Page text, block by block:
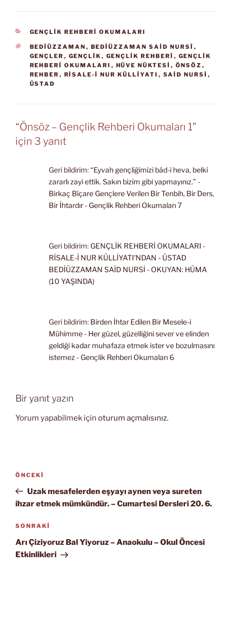
KATEGORILER
GENÇLİK REHBERİ OKUMALARI
ETIKETLER
BEDIÜZZAMAN , BEDÎÜZZAMAN SAID NURSÎ ,
GENÇLER , GENÇLİK , GENÇLİK REHBERİ , GENÇLIK
REHBERI OKUMALARI , HÜVE NÜKTESI , ÖNSÖZ ,
REHBER , RISALE-I NUR KÜLLIYATI , SAID NURSI ,
ÜSTAD
“Önsöz – Gençlik Rehberi Okumaları 1”
için 3 yanıt
Geri bildirim:“Eyvah gençliğimizi bâd-i heva, belki
zararlı zayi ettik. Sakın bizim gibi yapmayınız.” -
Birkaç Bîçare Gençlere Verilen Bir Tenbih, Bir Ders,
Bir İhtardır - Gençlik Rehberi Okumaları 7
Geri bildirim: GENÇLİK REHBERİ OKUMALARI -
RİSALE-İ NUR KÜLLİYATI'NDAN - ÜSTAD
BEDİÜZZAMAN SAİD NURSİ - OKUYAN: HÜMA
(10 YAŞINDA)
Geri bildirim: Birden İhtar Edilen Bir Mesele-i
Mühimme - Her güzel, güzelliğini sever ve elinden
geldiği kadar muhafaza etmek ister ve bozulmasını
istemez - Gençlik Rehberi Okumaları 6
Bir yanıt yazın
Yorum yapabilmek için oturum açmalısınız.
Yazı
Önceki
Yazı
ÖNCEKI
Uzak mesafelerden eşyayı aynen veya sureten
ihzar etmek mümkündür. – Cumartesi Dersleri 20. 6.
Sonraki
Yazı
SONRAKI
Arı Çiziyoruz Bal Yiyoruz – Anaokulu – Okul Öncesi
Etkinlikleri